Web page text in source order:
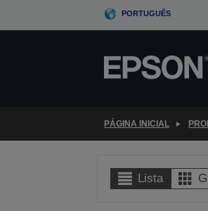
PORTUGUÊS
PÁGINA INICIAL
Lista